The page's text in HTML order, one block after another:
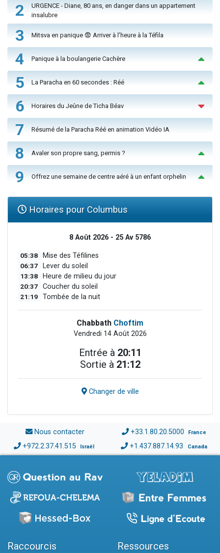
2
URGENCE - Diane, 80 ans, en danger dans un appartement
insalubre
3 Mitsva en panique 😨 Arriver à l'heure à la Téfila
4 Panique à la boulangerie Cachère
5 La Paracha en 60 secondes : Réé
6 Horaires du Jeûne de Ticha Béav
7 Résumé de la Paracha Réé en animation Vidéo IA
8 Avaler son propre sang, permis ?
9 Offrez une semaine de centre aéré à un enfant orphelin
Horaires pour Columbus
8 Août 2026 - 25 Av 5786
05:38 Mise des Téfilines
06:37 Lever du soleil
13:38 Heure de milieu du jour
20:37 Coucher du soleil
21:19 Tombée de la nuit
Chabbath Choftim
Vendredi 14 Août 2026
Entrée à 20:11
Sortie à 21:12
Changer de ville
Nous contacter +33.1.80.20.5000 France
+972.2.37.41.515 Israël +1.437.887.14.93 Canada
Raccourcis Ressources